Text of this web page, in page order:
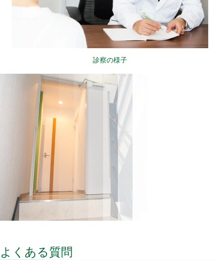
診察の様子
よくある質問